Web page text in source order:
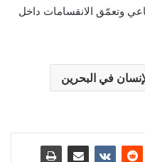
وتعمّق الانقسامات داخل
في البحرين